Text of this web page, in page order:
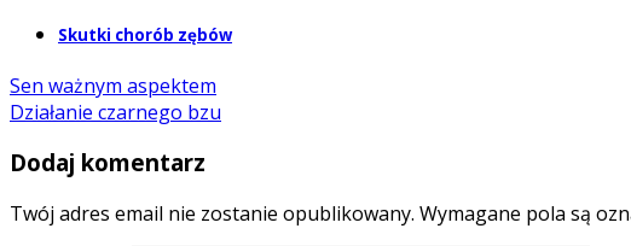
Skutki chorób zębów
Sen ważnym aspektem
Działanie czarnego bzu
Dodaj komentarz
Twój adres email nie zostanie opublikowany. Wymagane pola są